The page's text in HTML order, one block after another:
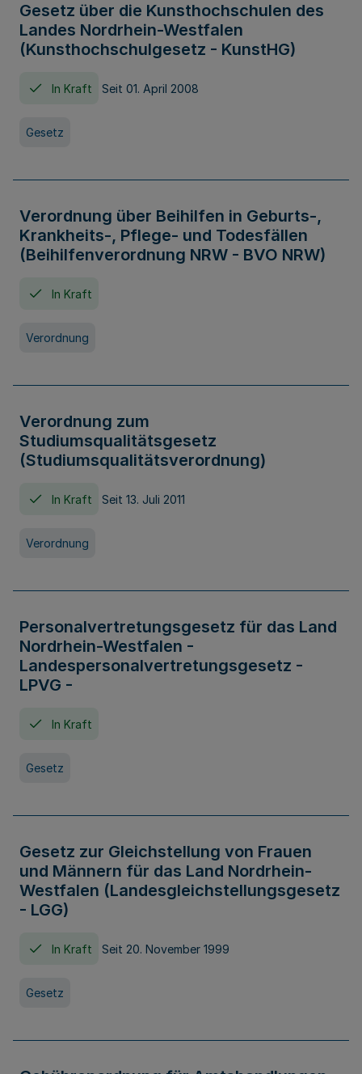
Gesetz über die Kunsthochschulen des
Landes Nordrhein-Westfalen
(Kunsthochschulgesetz - KunstHG)
In Kraft Seit 01. April 2008
Gesetz
Verordnung über Beihilfen in Geburts-,
Krankheits-, Pflege- und Todesfällen
(Beihilfenverordnung NRW - BVO NRW)
In Kraft
Verordnung
Verordnung zum
Studiumsqualitätsgesetz
(Studiumsqualitätsverordnung)
In Kraft Seit 13. Juli 2011
Verordnung
Personalvertretungsgesetz für das Land
Nordrhein-Westfalen -
Landespersonalvertretungsgesetz -
LPVG -
In Kraft
Gesetz
Gesetz zur Gleichstellung von Frauen
und Männern für das Land Nordrhein-
Westfalen (Landesgleichstellungsgesetz
- LGG)
In Kraft Seit 20. November 1999
Gesetz